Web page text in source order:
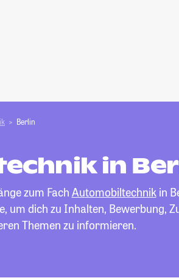
Berlin
in
zum Fach Automobiltechnikin
um dich zu Inhalten, Bewerbung,
Themen zu informieren.